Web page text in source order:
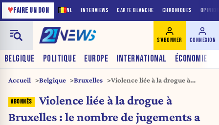
NL INTERVIEWS CARTE BLANCHE CHRONIQUES
♥FAIRE UN DON
BELGIQUE POLITIQUE EUROPE INTERNATIONAL ÉCONOMIE
S'ABONNER CONNEXION
Accueil Belgique Bruxelles
Violence liée à la drogue à
jugements a doublé en cinq ans
Violence liée à la drogue à
Bruxelles : le nombre de jugements a